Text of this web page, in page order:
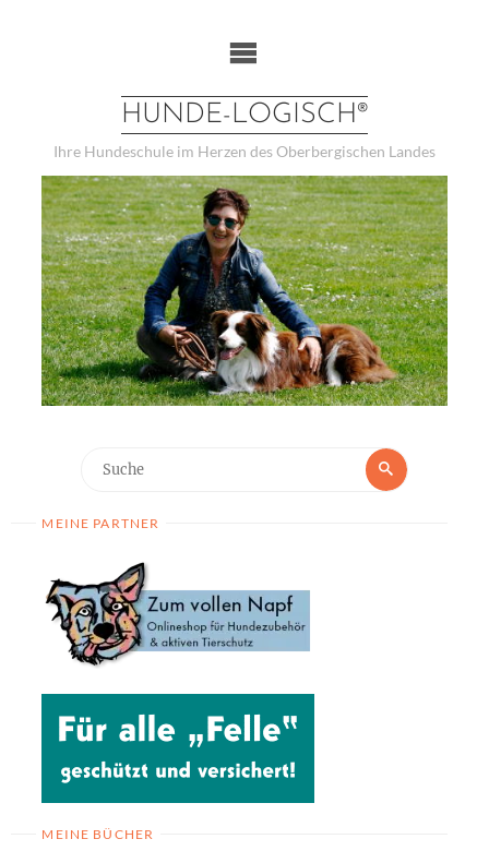
HUNDE-LOGISCH®
Ihre Hundeschule im Herzen des Oberbergischen Landes
Suche
MEINE PARTNER
MEINE BÜCHER